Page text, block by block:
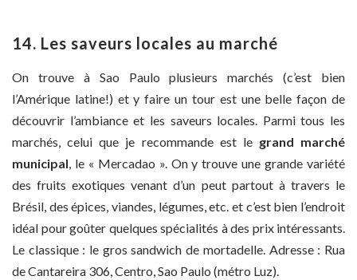
14. Les saveurs locales au marché
On trouve à Sao Paulo plusieurs marchés (c’est bien
l’Amérique latine!) et y faire un tour est une belle façon de
découvrir l’ambiance et les saveurs locales. Parmi tous les
marchés, celui que je recommande est le grand marché
municipal, le « Mercadao ». On y trouve une grande variété
des fruits exotiques venant d’un peut partout à travers le
Brésil, des épices, viandes, légumes, etc. et c’est bien l’endroit
idéal pour goûter quelques spécialités à des prix intéressants.
Le classique : le gros sandwich de mortadelle. Adresse : Rua
de Cantareira 306, Centro, Sao Paulo (métro Luz).